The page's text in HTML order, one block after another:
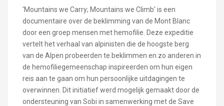
'Mountains we Carry; Mountains we Climb' is een
documentaire over de beklimming van de Mont Blanc
door een groep mensen met hemofilie. Deze expeditie
vertelt het verhaal van alpinisten die de hoogste berg
van de Alpen probeerden te beklimmen en zo anderen in
de hemofiliegemeenschap inspireerden om hun eigen
reis aan te gaan om hun persoonlijke uitdagingen te
overwinnen. Dit initiatief werd mogelijk gemaakt door de
ondersteuning van Sobi in samenwerking met de Save